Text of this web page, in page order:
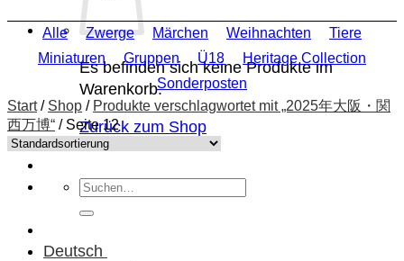
Es befinden sich keine Produkte im
Warenkorb.
Zurück zum Shop
Suchen
nach:
Deutsch
Alle Zwerge Märchen Weihnachten
Tiere
Miniaturen
Gruppen Ü18
Heritage Collection
Sonderposten
Start / Shop / Produkte verschlagwortet mit „2025年大阪・関
西万博“ /Seite 12